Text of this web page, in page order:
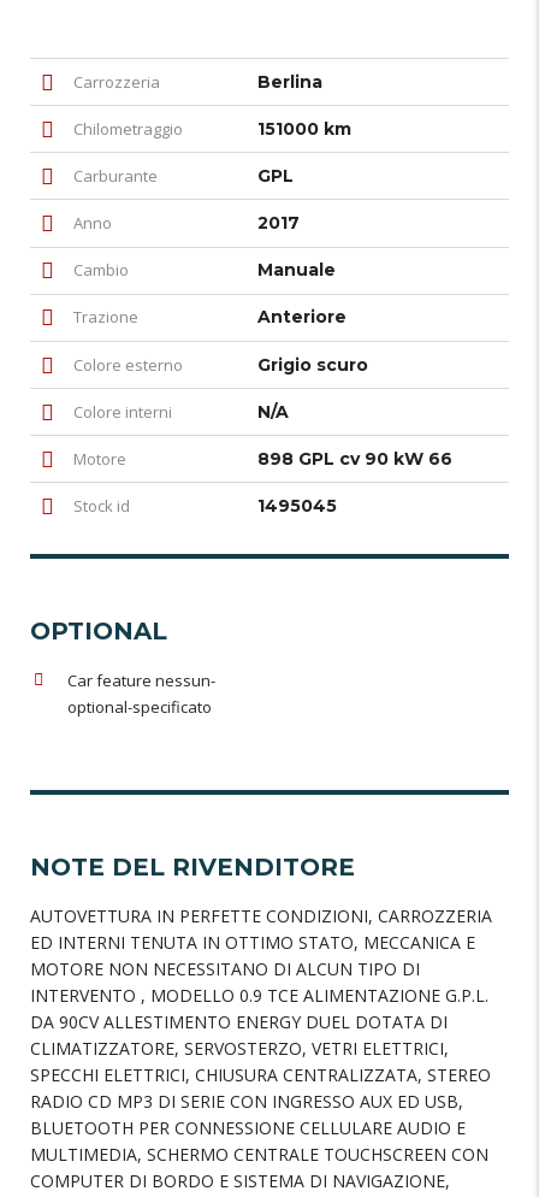
Carrozzeria Berlina
Chilometraggio 151000 km
Carburante GPL
Anno 2017
Cambio Manuale
Trazione Anteriore
Colore esterno Grigio scuro
Colore interni N/A
Motore 898 GPL cv 90 kW 66
Stock id 1495045
OPTIONAL
Car feature nessun-
optional-specificato
NOTE DEL RIVENDITORE
AUTOVETTURA IN PERFETTE CONDIZIONI, CARROZZERIA
ED INTERNI TENUTA IN OTTIMO STATO, MECCANICA E
MOTORE NON NECESSITANO DI ALCUN TIPO DI
INTERVENTO , MODELLO 0.9 TCE ALIMENTAZIONE G.P.L.
DA 90CV ALLESTIMENTO ENERGY DUEL DOTATA DI
CLIMATIZZATORE, SERVOSTERZO, VETRI ELETTRICI,
SPECCHI ELETTRICI, CHIUSURA CENTRALIZZATA, STEREO
RADIO CD MP3 DI SERIE CON INGRESSO AUX ED USB,
BLUETOOTH PER CONNESSIONE CELLULARE AUDIO E
MULTIMEDIA, SCHERMO CENTRALE TOUCHSCREEN CON
COMPUTER DI BORDO E SISTEMA DI NAVIGAZIONE,